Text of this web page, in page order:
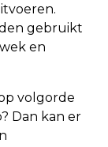
gebruikt
en
volgorde
Dan kan er